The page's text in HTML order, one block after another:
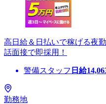
高日給＆日払いで稼げる夜
話面接で即採用！
警備スタッフ 日給
勤務地